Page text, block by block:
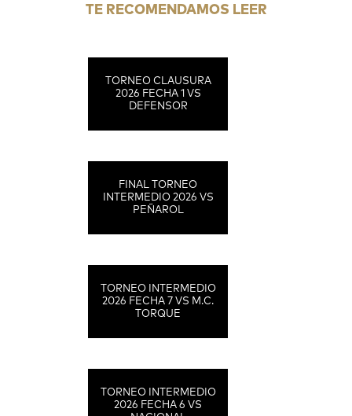
TE RECOMENDAMOS LEER
TORNEO CLAUSURA
2026 FECHA 1 VS
DEFENSOR
FINAL TORNEO
INTERMEDIO 2026 VS
PEÑAROL
TORNEO INTERMEDIO
2026 FECHA 7 VS M.C.
TORQUE
TORNEO INTERMEDIO
2026 FECHA 6 VS